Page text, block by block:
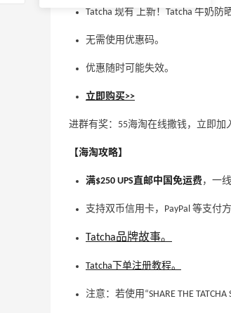
Tatcha 现有 上新！Tatcha 牛奶防
无需使用优惠码。
优惠随时可能失效。
立即购买>>
进群有奖：55海淘在线撒钱，立即加
【海淘攻略】
满$250 UPS直邮中国免运费，一
支持双币信用卡，PayPal 等支付方
Tatcha品牌故事。
Tatcha下单注册教程。
注意：若使用“SHARE THE